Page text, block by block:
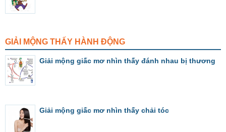
GIẢI MỘNG THẤY HÀNH ĐỘNG
Giải mộng giấc mơ nhìn thấy đánh nhau bị thương
Giải mộng giấc mơ nhìn thấy chải tóc